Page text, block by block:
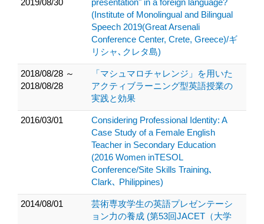
2019/08/30
presentation" in a foreign language?
(Institute of Monolingual and Bilingual
Speech 2019(Great Arsenali
Conference Center, Crete, Greece)/ギ
リシャ､クレタ島)
2018/08/28 ～
2018/08/28
「マシュマロチャレンジ」を用いた
アクティブラーニング型英語授業の
実践と効果
2016/03/01
Considering Professional Identity: A
Case Study of a Female English
Teacher in Secondary Education
(2016 Women inTESOL
Conference/Site Skills Training､
Clark､ Philippines)
2014/08/01
芸術専攻学生の英語プレゼンテーシ
ョン力の養成 (第53回JACET（大学